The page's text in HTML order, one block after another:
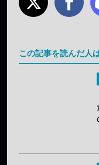
この記事を読んだ人